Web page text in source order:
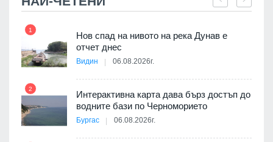
1
Нов спад на нивото на река Дунав е
отчет днес
Видин 06.08.2026г.
2
Интерактивна карта дава бърз достъп до
водните бази по Черноморието
Бургас 06.08.2026г.